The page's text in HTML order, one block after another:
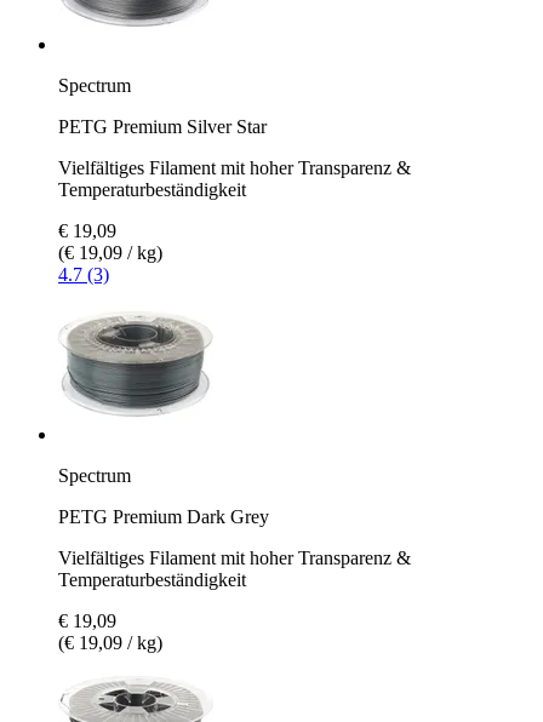
Spectrum
PETG Premium Silver Star
Vielfältiges Filament mit hoher Transparenz &
Temperaturbeständigkeit
€ 19,09
(€ 19,09 / kg)
4.7 (3)
Spectrum
PETG Premium Dark Grey
Vielfältiges Filament mit hoher Transparenz &
Temperaturbeständigkeit
€ 19,09
(€ 19,09 / kg)